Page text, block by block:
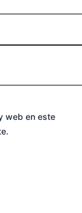
web en este